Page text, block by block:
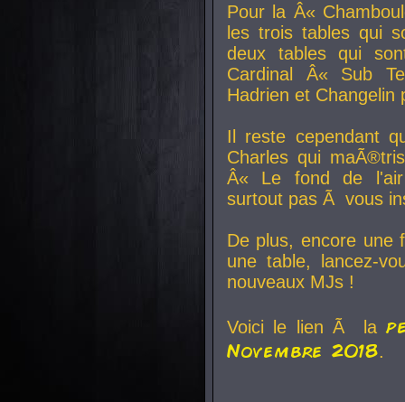
Pour la Â«
les trois tables qui
deux tables qui
Cardinal
Â« Sub
Hadrien et Changelin
Il reste cependant
Charles qui
Â« Le fond de
surtout pas Ã vous
De plus, encore une
une table, lancez-
nouveaux MJs !
Voici le lien Ã la
Novembre 2018.